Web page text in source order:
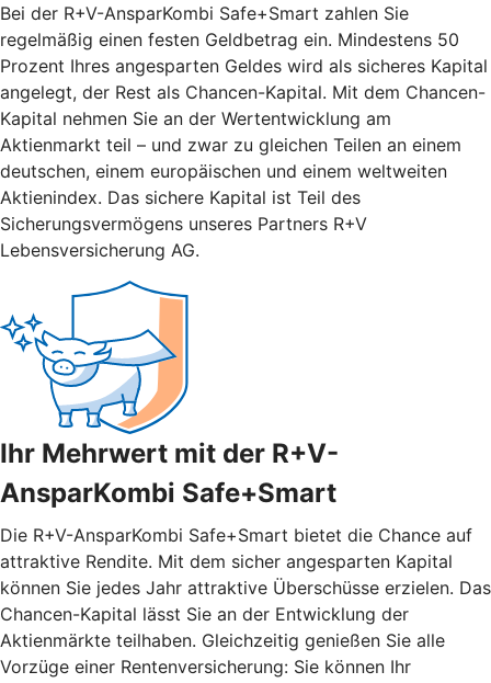
Bei der R+V-AnsparKombi Safe+Smart zahlen Sie
regelmäßig einen festen Geldbetrag ein. Mindestens 50
Prozent Ihres angesparten Geldes wird als sicheres Kapital
angelegt, der Rest als Chancen-Kapital. Mit dem Chancen-
Kapital nehmen Sie an der Wertentwicklung am
Aktienmarkt teil – und zwar zu gleichen Teilen an einem
deutschen, einem europäischen und einem weltweiten
Aktienindex. Das sichere Kapital ist Teil des
Sicherungsvermögens unseres Partners R+V
Lebensversicherung AG.
Ihr Mehrwert mit der R+V-
AnsparKombi Safe+Smart
Die R+V-AnsparKombi Safe+Smart bietet die Chance auf
attraktive Rendite. Mit dem sicher angesparten Kapital
können Sie jedes Jahr attraktive Überschüsse erzielen. Das
Chancen-Kapital lässt Sie an der Entwicklung der
Aktienmärkte teilhaben. Gleichzeitig genießen Sie alle
Vorzüge einer Rentenversicherung: Sie können Ihr